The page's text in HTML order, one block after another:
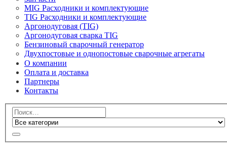
MIG Расходники и комплектующие
TIG Расходники и комплектующие
Аргонодуговая (TIG)
Аргонодуговая сварка TIG
Бензиновый сварочный генератор
Двухпостовые и однопостовые сварочные агрегаты
О компании
Оплата и доставка
Партнеры
Контакты